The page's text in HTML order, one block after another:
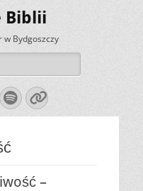
Biblii
w Bydgoszczy
Spotify
Link
–